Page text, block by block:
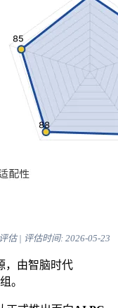
估 | 评估时间: 2026-05-23
，由智脑时代
。